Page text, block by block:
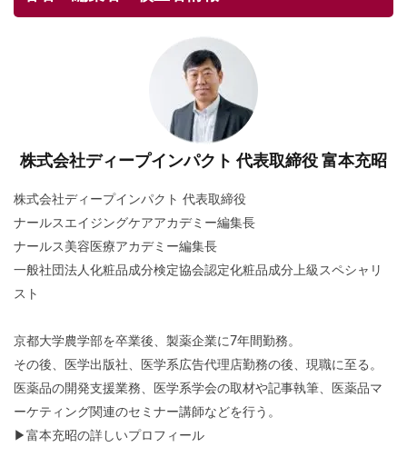
株式会社ディープインパクト 代表取締役 富本充昭
株式会社ディープインパクト 代表取締役
ナールスエイジングケアアカデミー編集長
ナールス美容医療アカデミー編集長
一般社団法人化粧品成分検定協会認定化粧品成分上級スペシャリ
スト
京都大学農学部を卒業後、製薬企業に7年間勤務。
その後、医学出版社、医学系広告代理店勤務の後、現職に至る。
医薬品の開発支援業務、医学系学会の取材や記事執筆、医薬品マ
ーケティング関連のセミナー講師などを行う。
▶ 富本充昭の詳しいプロフィール